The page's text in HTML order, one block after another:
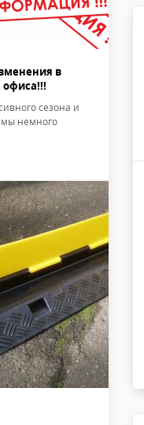
в
офиса!!!
сезона и
мы немного